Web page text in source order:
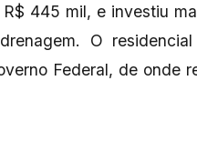
R$ 445 mil, e investiu
O
Federal, de onde